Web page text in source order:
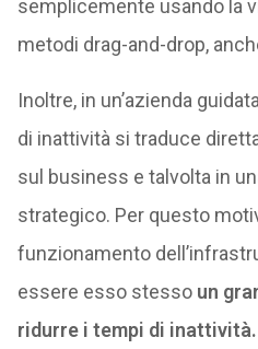
semplicemente usando la
metodi drag-and-drop,
Inoltre, in un’azienda
di inattività si traduce
sul business e talvolta in
strategico. Per questo
funzionamento
essere esso stesso un
ridurre i tempi di inattività.